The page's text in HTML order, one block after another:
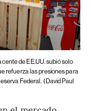
de EE.UU. subió solo
refuerza las presiones para
Federal. (David Paul